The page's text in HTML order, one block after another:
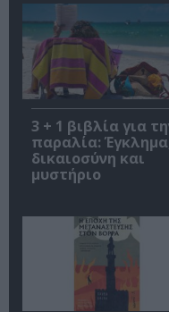
3 + 1 βιβλία για
παραλία:
δικαιοσύνη και
μυστήριο